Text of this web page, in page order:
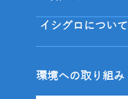
イシグロについて
環境への取り組み